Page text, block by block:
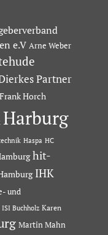
e.V Arne Weber
Partner
Frank Horch
Harburg
Haspa HC
hit-
IHK
und
ISI Buchholz Karen
Martin Mahn